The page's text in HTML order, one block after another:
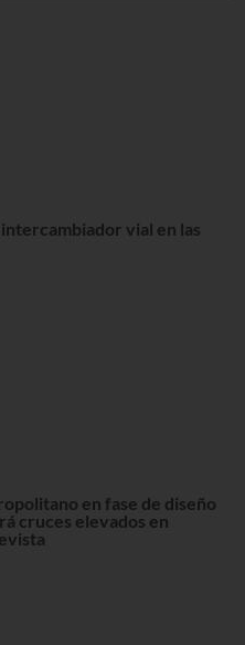
vial en las
en fase de diseño
cruces elevados en